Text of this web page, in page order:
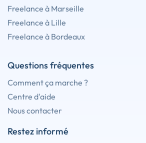
Freelance à Marseille
Freelance à Lille
Freelance à Bordeaux
Questions fréquentes
Comment ça marche ?
Centre d'aide
Nous contacter
Restez informé